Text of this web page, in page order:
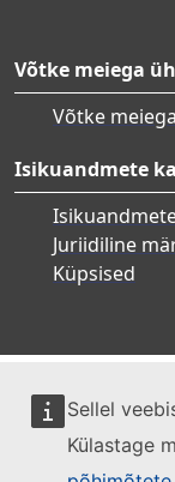
Sellel
Külastage
Võtke meiega
Võtke
Isikuandmete
Juriidiline
Küpsised